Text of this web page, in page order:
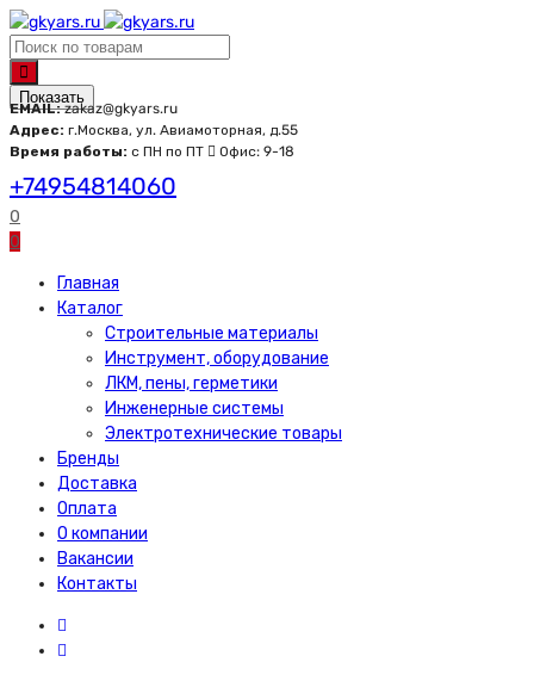
Показать
EMAIL:zakaz@gkyars.ru
Адрес: г.Москва, ул. Авиамоторная, д.55
Время работы: с ПН по ПТ Офис: 9-18
+74954814060
0
0
Главная
Каталог
Строительные материалы
Инструмент, оборудование
ЛКМ, пены, герметики
Инженерные системы
Электротехнические товары
Бренды
Доставка
Оплата
О компании
Вакансии
Контакты